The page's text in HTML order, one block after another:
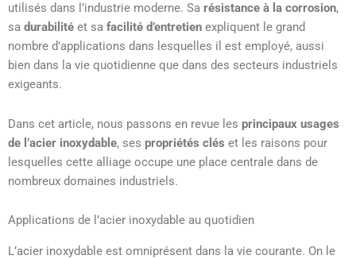
utilisés dans l’industrie moderne. Sa résistance à la corrosion,
sa durabilité et sa facilité d’entretien expliquent le grand
nombre d’applications dans lesquelles il est employé, aussi
bien dans la vie quotidienne que dans des secteurs industriels
exigeants.
Dans cet article, nous passons en revue les principaux usages
de l’acier inoxydable, ses propriétés clés et les raisons pour
lesquelles cette alliage occupe une place centrale dans de
nombreux domaines industriels.
Applications de l’acier inoxydable au quotidien
L’acier inoxydable est omniprésent dans la vie courante. On le